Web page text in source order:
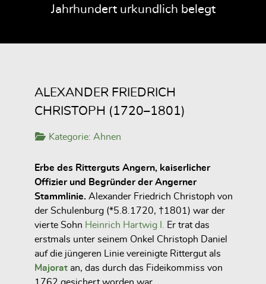
Jahrhundert urkundlich belegt
ALEXANDER FRIEDRICH
CHRISTOPH (1720–1801)
Kategorie: Ahnen
Erbe des Ritterguts Angern, kaiserlicher
Offizier und Begründer der Angerner
Stammlinie. Alexander Friedrich Christoph von
der Schulenburg (*5.8.1720, †1801) war der
vierte Sohn Heinrich Hartwig I.
Er trat das
erstmals unter seinem Onkel Christoph Daniel
auf die jüngeren Linie vereinigte Rittergut als
Majorat an, das durch das Fideikommiss von
1762 gesichert worden war.